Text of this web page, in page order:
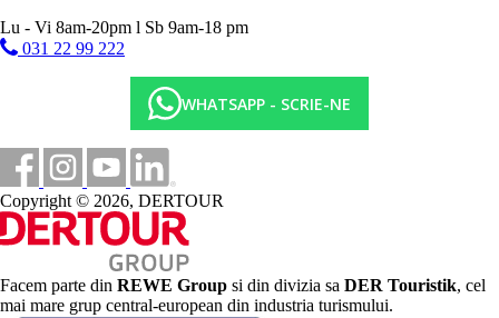
Distanţe
Centrul orasului
Distanta de cel mai apropiat aeroport
Plaja
Sezlonguri pe plaja contra cost
Umbrele pe plaja contra cost
Hotel langa plaja
Vacanta la plaja
Lu - Vi 8am-20pm l Sb 9am-18 pm
031 22 99 222
WHATSAPP - SCRIE-NE
Copyright © 2026, DERTOUR
Facem parte din REWE Group si din divizia sa DER Touristik, cel
mai mare grup central-european din industria turismului.